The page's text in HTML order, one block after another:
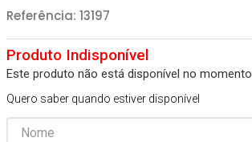
Referência: 13197
Este produto não está disponível no momento
Quero saber quando estiver disponível
3º Luva Latex
4º Littmann
5º Estetoscopio Littmann
6 º Aparelho Pressão
Absorvente Geriatrico